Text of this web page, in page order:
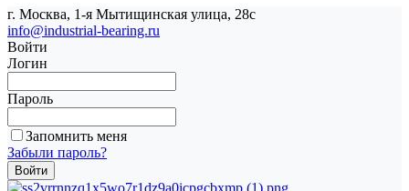
г. Москва, 1-я Мытищинская улица, 28с
info@industrial-bearing.ru
Войти
Логин
Пароль
Запомнить меня
Забыли пароль?